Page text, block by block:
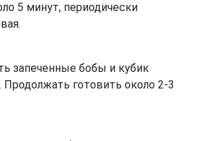
5 минут, периодически
запеченные бобы и кубик
Продолжать готовить около 2-3